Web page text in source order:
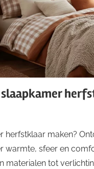
slaapkamer
herfstklaar maken?
warmte, sfeer en
materialen tot